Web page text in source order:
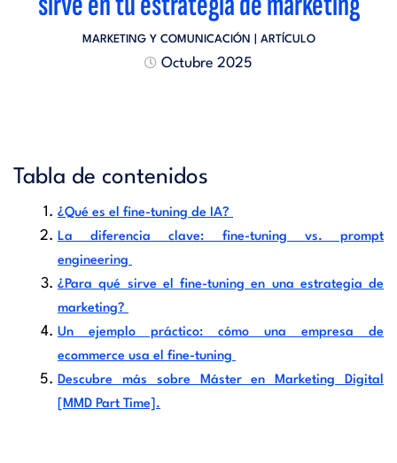
MARKETING Y COMUNICACIÓN | ARTÍCULO
Octubre 2025
Tabla de contenidos
¿Qué es el fine-tuning de IA?
La diferencia clave: fine-tuning vs. prompt
engineering
¿Para qué sirve el fine-tuning en una estrategia de
marketing?
Un ejemplo práctico: cómo una empresa de
ecommerce usa el fine-tuning
Descubre más sobre Máster en Marketing Digital
[MMD Part Time].